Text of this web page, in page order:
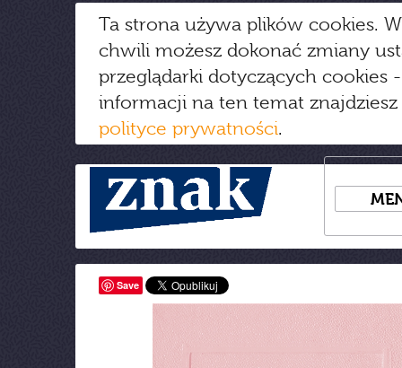
Ta strona używa plików cookies.
chwili możesz dokonać zmiany
przeglądarki dotyczących cookies
informacji na ten temat
polityce prywatności.
Save